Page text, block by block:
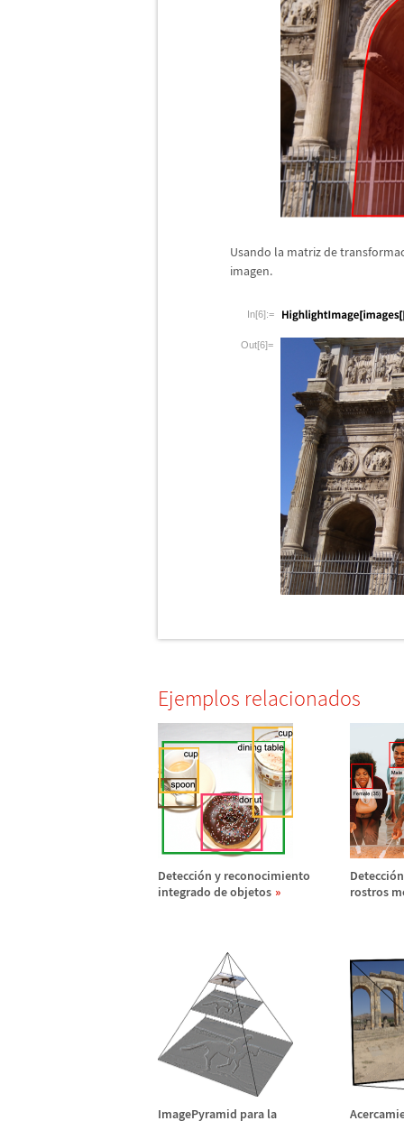
Usando la matriz de
imagen.
In[6]:=
Out[6]=
Ejemplos relacionados
Detección y reconocimiento
integrado de objetos
Detecció
rostros
ImagePyramid para la